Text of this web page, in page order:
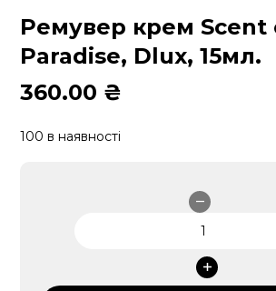
Ремувер крем Scent
Paradise, Dlux, 15мл.
360.00 ₴
100 в наявності
of